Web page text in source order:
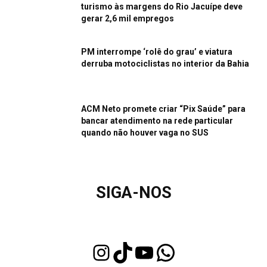
turismo às margens do Rio Jacuípe deve
gerar 2,6 mil empregos
PM interrompe ‘rolê do grau’ e viatura
derruba motociclistas no interior da Bahia
ACM Neto promete criar “Pix Saúde” para
bancar atendimento na rede particular
quando não houver vaga no SUS
SIGA-NOS
InstagramTikTok Youtube WhatsApp